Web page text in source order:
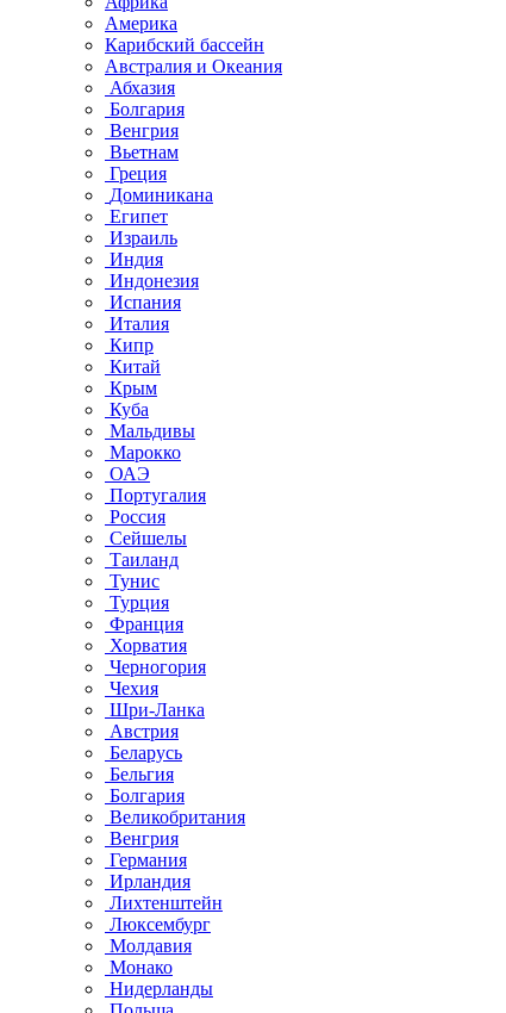
Америка
Карибский бассейн
Австралия и Океания
Абхазия
Болгария
Венгрия
Вьетнам
Греция
Доминикана
Египет
Израиль
Индия
Индонезия
Испания
Италия
Кипр
Китай
Крым
Куба
Мальдивы
Марокко
ОАЭ
Португалия
Россия
Сейшелы
Таиланд
Тунис
Турция
Франция
Хорватия
Черногория
Чехия
Шри-Ланка
Австрия
Беларусь
Бельгия
Болгария
Великобритания
Венгрия
Германия
Ирландия
Лихтенштейн
Люксембург
Молдавия
Монако
Нидерланды